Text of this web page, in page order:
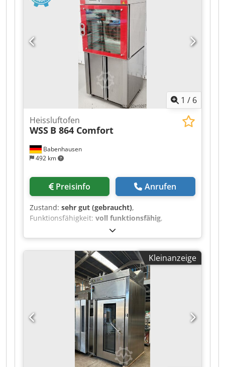
Ausstattung:
CE-Kennzeichnung,
Dokumentation/Handbuch
, Ladenbackofen WSS
B 464 Comfort Crjdpfx Aszpg Nnobpjf
Programmsteuerung Umluftofen oben für 4
Bleche 60x40 unten Gärschrank Abzugshaube
mit Schwaden Kondensator Backofen fahrbar
DGUV V3 Elektroprüfung Anschluss 400V 16A-CEE
Stecker Maße: 815 x 950 x 1760 mm, BxTxH
Gebrauchtbackofen gereinigt mit
Gewährleistung + Ersatzteil Service Kommen Sie
uns Besuchen!
1 / 6
Babenhausen
492 km
Heissluftofen
WSS B 864 Comfort
Preisinfo Anrufen
Zustand: sehr gut (gebraucht),
Funktionsfähigkeit: voll funktionsfähig,
400 V
Hz, Art des Eingangsstroms:Drehstrom,
Gesamtlänge:950 mm, Gesamtbreite:815 mm,
Gesamthöhe:2.060 mm, Ausstattung:CE-
Kennzeichnung, Dokumentation/Handbuch
Ladenbackofen WSS B 864 Comfort Umluftofen
oben für 8 Bleche 60x40 Abzugshaube mit
Schwaden Kondensator Backofen fahrbar DGUV
V3 Elektroprüfung Anschluss 400V, 32A-CEE
Stecker Maße: 815 x 950 x 2060 mm, BxTxH
Gebrauchtbackofen gereinigt Crsdpjzpg Nbefx
Abpof 3 Monate Gewährleistung Besuchen Sie
unsere große Ausstellung!
Kleinanzeige